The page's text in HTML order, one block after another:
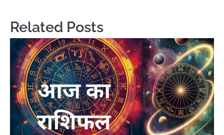
Related Posts